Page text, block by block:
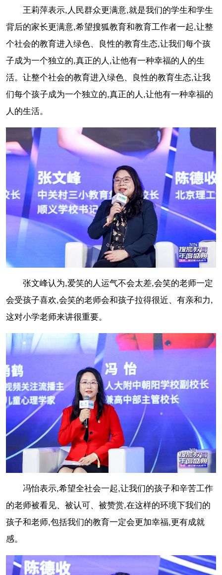
王莉萍表示,人民群众更满意,就是我们的学生和学生
背后的家长更满意,希望搜狐教育和教育工作者一起,让整
个社会的教育进入绿色、良性的教育生态,让我们每个孩
子成为一个独立的,真正的人,让他有一种幸福的人的生
活。让整个社会的教育进入绿色、良性的教育生态,让我
们每个孩子成为一个独立的,真正的人,让他有一种幸福的
人的生活。
张文峰认为,爱笑的人运气不会太差,会笑的老师一定
会受孩子喜欢,会笑的老师会和孩子拉得很近、有亲和力,
这对小学老师来讲很重要。
冯怡表示,希望全社会一起,让我们的孩子和辛苦工作
的老师被看见、被认可、被赞赏,在这样的环境下我们的
孩子和老师,包括我们的教育一定会更加幸福,更有成就
感。